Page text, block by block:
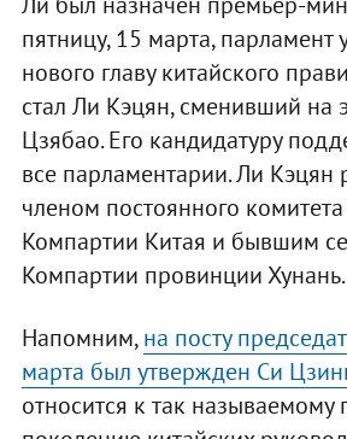
пятницу, 15 марта, парламент
нового главу китайского
стал Ли Кэцян, сменивший на
Цзябао. Его кандидатуру
все парламентарии. Ли Кэцян
членом постоянного
Компартии Китая и бывшим
Компартии провинции Хунань.
Напомним,на посту
марта был утвержден Си
относится к так называемому